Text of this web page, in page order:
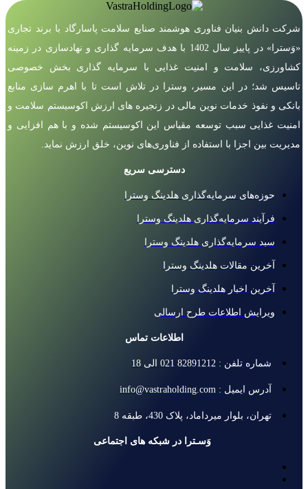
شرکت دانش بنیان فناوری هوشمند صنایع سلامت پاسارگاد با برند تجاری
«وَسترا» در پاییز سال 1402 با هدف سرمایه گذاری و نهادسازی در زمینه
کشاورزی، سلامت و امنیت غذایی با سرمایه گذاری بخش خصوصی
تاسیس شد؛ در این مسیر، وسترا در تلاش است تا با اهرم سازی منابع
بانکی و نفوذ خدمات نوین مالی در زنجیره های ارزش اکوسیستم سلامت و
امنیت غذایی سبب توسعه مقیاس این اکوسیستم شده و با هم افزایی و
مدیریت بین اجزا با استفاده از فناوری‌های نوین، خلق ارزش نماید.
دسترسی سریع
حوزه‌های سرمایه‌گذاری هلدینگ وسترا
فرآیند سرمایه‌گذاری هلدینگ وسترا
سبد سرمایه‌گذاری هلدینگ وسترا
آخرین مقالات هلدینگ وسترا
آخرین اخبار هلدینگ وسترا
ویرایش اطلاعات طرح ارسالی
اطلاعات تماس
شماره تلفن : 82891212 021 الی 18
آدرس ایمیل : info@vastraholding.com
تهران، بلوار میرداماد، پلاک 430، طبقه 8
وَسـترا در شبکه های اجتماعی